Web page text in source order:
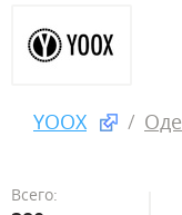
YOOX
Всего: